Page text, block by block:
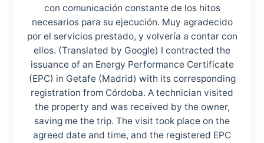
con comunicación constante de los hitos
necesarios para su ejecución. Muy agradecido
por el servicios prestado, y volvería a contar con
ellos. (Translated by Google) I contracted the
issuance of an Energy Performance Certificate
(EPC) in Getafe (Madrid) with its corresponding
registration from Córdoba. A technician visited
the property and was received by the owner,
saving me the trip. The visit took place on the
agreed date and time, and the registered EPC